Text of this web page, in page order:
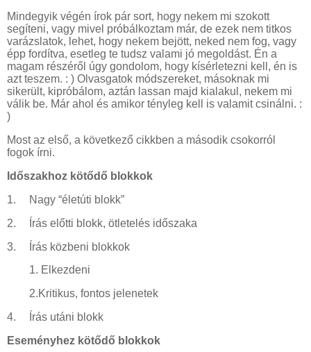
Mindegyik végén írok pár sort, hogy nekem mi szokott
segíteni, vagy mivel próbálkoztam már, de ezek nem titkos
varázslatok, lehet, hogy nekem bejött, neked nem fog, vagy
épp fordítva, esetleg te tudsz valami jó megoldást. Én a
magam részéről úgy gondolom, hogy kísérletezni kell, én is
azt teszem. : ) Olvasgatok módszereket, másoknak mi
sikerült, kipróbálom, aztán lassan majd kialakul, nekem mi
válik be. Már ahol és amikor tényleg kell is valamit csinálni. :
)
Most az első, a következő cikkben a második csokorról
fogok írni.
Időszakhoz kötődő blokkok
1.
Nagy “életúti blokk”
2.
Írás előtti blokk, ötletelés időszaka
3.
Írás közbeni blokkok
1. Elkezdeni
2.Kritikus, fontos jelenetek
4.
Írás utáni blokk
Eseményhez kötődő blokkok